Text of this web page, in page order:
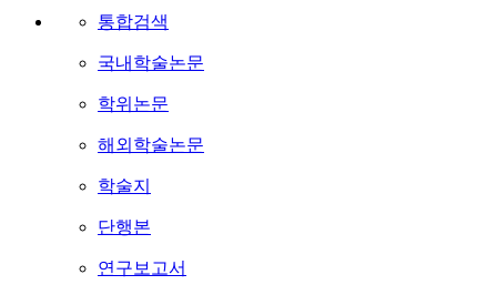
통합검색
국내학술논문
학위논문
해외학술논문
학술지
단행본
연구보고서